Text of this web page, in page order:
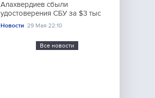
Алахвердиев сбыли
удостоверения СБУ за $3 тыс
Новости 29 Мая 22:10
Все новости